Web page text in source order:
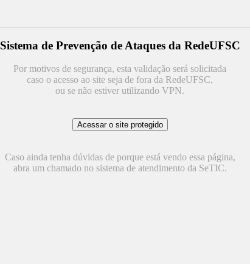
Sistema de Prevenção de Ataques da RedeUFSC
Por motivos de segurança, esta validação será solicitada
caso o acesso ao site seja de fora da RedeUFSC,
ou se não estiver utilizando VPN.
Caso ainda tenha dúvidas de porque está vendo essa página,
abra um chamado no sistema de atendimento da SeTIC.